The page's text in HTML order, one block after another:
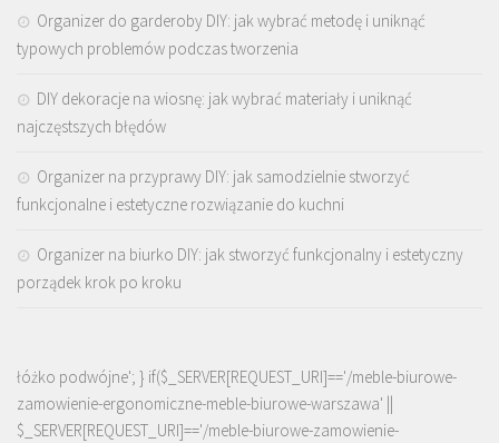
Organizer do garderoby DIY: jak wybrać metodę i uniknąć
typowych problemów podczas tworzenia
DIY dekoracje na wiosnę: jak wybrać materiały i uniknąć
najczęstszych błędów
Organizer na przyprawy DIY: jak samodzielnie stworzyć
funkcjonalne i estetyczne rozwiązanie do kuchni
Organizer na biurko DIY: jak stworzyć funkcjonalny i estetyczny
porządek krok po kroku
łóżko podwójne'; } if($_SERVER[REQUEST_URI]=='/meble-biurowe-
zamowienie-ergonomiczne-meble-biurowe-warszawa' ||
$_SERVER[REQUEST_URI]=='/meble-biurowe-zamowienie-